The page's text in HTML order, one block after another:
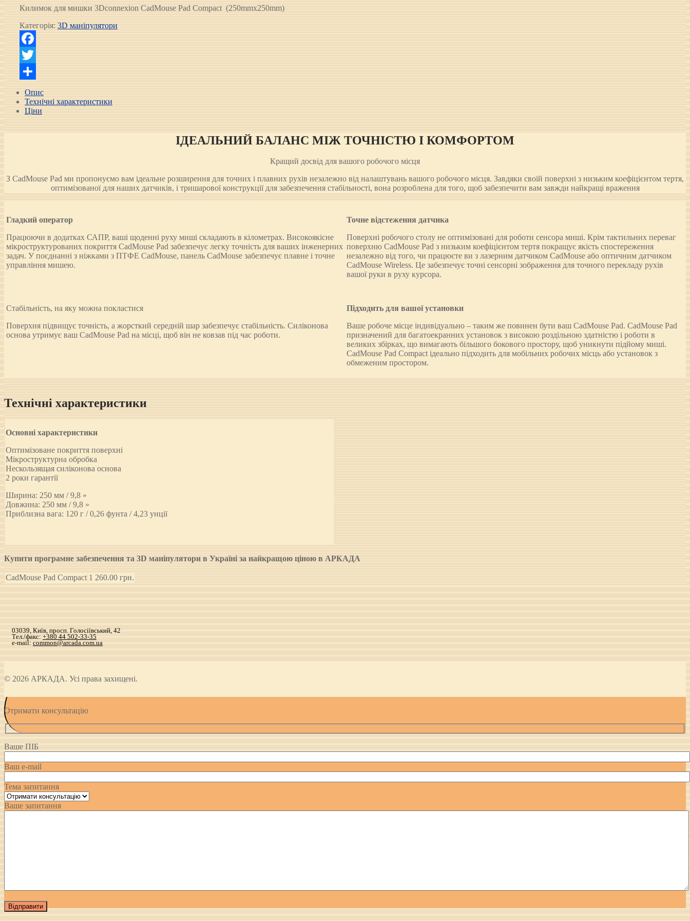
Килимок для мишки 3Dconnexion CadMouse Pad Compact (250mmx250mm)
Категорія: 3D маніпулятори
Facebook
Twitter
Поділитися
Опис
Технічні характеристики
Ціни
ІДЕАЛЬНИЙ БАЛАНС МІЖ ТОЧНІСТЮ І КОМФОРТОМ
Кращий досвід для вашого робочого місця
З CadMouse Pad ми пропонуємо вам ідеальне розширення для точних і плавних рухів незалежно від налаштувань вашого робочого місця. Завдяки своїй поверхні з низьким коефіцієнтом тертя,
оптимізованої для наших датчиків, і тришарової конструкції для забезпечення стабільності, вона розроблена для того, щоб забезпечити вам завжди найкращі враження
Гладкий оператор
Працюючи в додатках САПР, ваші щоденні руху миші складають в кілометрах. Високоякісне
мікроструктурованих покриття CadMouse Pad забезпечує легку точність для ваших інженерних
задач. У поєднанні з ніжками з ПТФЕ CadMouse, панель CadMouse забезпечує плавне і точне
управління мишею.
Точне відстеження датчика
Поверхні робочого столу не оптимізовані для роботи сенсора миші. Крім тактильних переваг
поверхню CadMouse Pad з низьким коефіцієнтом тертя покращує якість спостереження
незалежно від того, чи працюєте ви з лазерним датчиком CadMouse або оптичним датчиком
CadMouse Wireless. Це забезпечує точні сенсорні зображення для точного перекладу рухів
вашої руки в руху курсора.
Стабільність, на яку можна покластися
Поверхня підвищує точність, а жорсткий середній шар забезпечує стабільність. Силіконова
основа утримує ваш CadMouse Pad на місці, щоб він не ковзав під час роботи.
Підходить для вашої установки
Ваше робоче місце індивідуально – таким же повинен бути ваш CadMouse Pad. CadMouse Pad
призначений для багатоекранних установок з високою роздільною здатністю і роботи в
великих збірках, що вимагають більшого бокового простору, щоб уникнути підйому миші.
CadMouse Pad Compact ідеально підходить для мобільних робочих місць або установок з
обмеженим простором.
Технічні характеристики
Основні характеристики
Оптимізоване покриття поверхні
Мікроструктурна обробка
Нескользящая силіконова основа
2 роки гарантії
Ширина: 250 мм / 9,8 »
Довжина: 250 мм / 9,8 »
Приблизна вага: 120 г / 0,26 фунта / 4,23 унції
Купити програмне забезпечення та 3D маніпулятори в Україні за найкращою ціною в АРКАДА
CadMouse Pad Compact 1 260.00 грн.
03039, Київ, просп. Голосіївський, 42
Тел./факс: +380 44 502-33-35
e-mail: common@arcada.com.ua
© 2026 АРКАДА. Усі права захищені.
Отримати консультацію
Ваше ПІБ
Ваш e-mail
Тема запитання
Ваше запитання